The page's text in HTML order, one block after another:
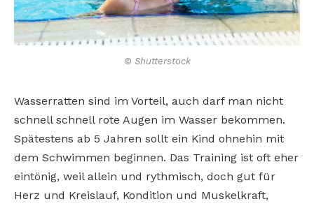
© Shutterstock
Wasserratten sind im Vorteil, auch darf man nicht
schnell schnell rote Augen im Wasser bekommen.
Spätestens ab 5 Jahren sollt ein Kind ohnehin mit
dem Schwimmen beginnen. Das Training ist oft eher
eintönig, weil allein und rythmisch, doch gut für
Herz und Kreislauf, Kondition und Muskelkraft,